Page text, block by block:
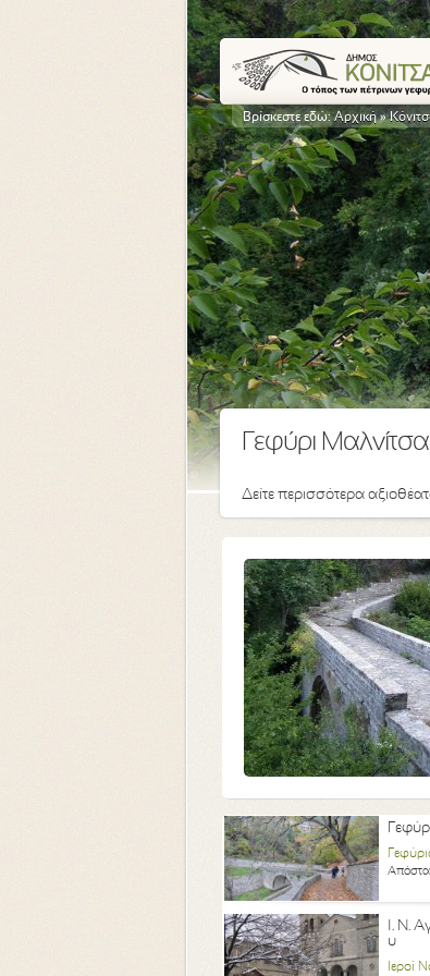
Βρίσκεστε εδώ:Αρχική»
Γεφύρι
Δείτε περισσότερα
Ι. Ν.
υ
Ιεροί